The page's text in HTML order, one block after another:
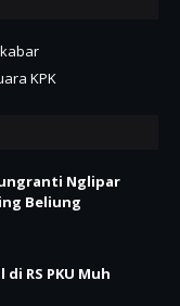
KPK
Nglipar
Beliung
RS PKU Muh